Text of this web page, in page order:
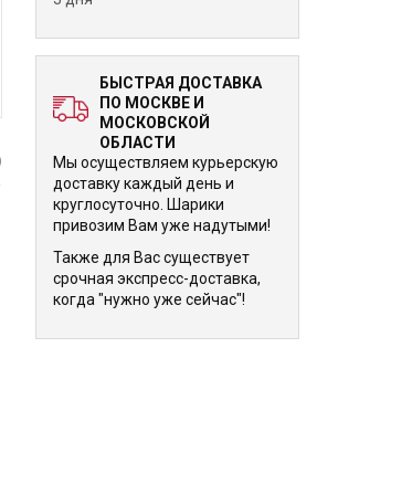
БЫСТРАЯ ДОСТАВКА
ПО МОСКВЕ И
МОСКОВСКОЙ
ОБЛАСТИ
Мы осуществляем курьерскую
доставку каждый день и
круглосуточно. Шарики
привозим Вам уже надутыми!
Также для Вас существует
срочная экспресс-доставка,
когда "нужно уже сейчас"!